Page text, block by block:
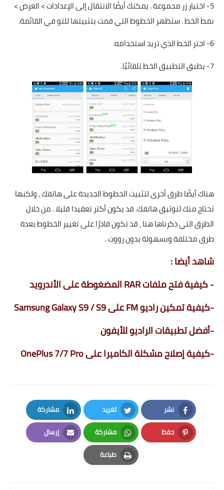
5- اختيار زر مجموعة . يمكنك أيضًا الانتقال إلى الإعدادات > العرض >
نمط الخط . ستظهر الخطوط التي قمت بتثبيتها للتو في القائمة.
6- اختر الخط الذي تريد استخدامه.
7- يطبق التطبيق الخط تلقائيًا.
هناك أيضًا طرق أخرى لتثبيت الخطوط الجديدة على هاتفك ، ولكنها
تحتاج منك لتوثيق هاتفك. قد يكون أكثر تعقيدا قليلا . من خلال
الطرق التي ذكرناها هنا ، قد تكون قادرًا على تغيير الخطوط بعدة
طرق مختلفة وبسهولة بدون رووت .
شاهد أيضا :
-كيفية فتح ملفات RAR المضغوطة على الأندرويد
-كيفية تمكين راديو FM على Samsung Galaxy S9 / S9
-أفضل تطبيقات الراديو للأيفون
-كيفية إصلاح مشكلة الكاميرا على OnePlus 7/7 Pro
نشر
Facebook
تغريد
Twitter
مشاركة
LinkedIn
حفظ
Pinterest
مشاركة
Whatsapp
إرسال
Email
طباعة
Print